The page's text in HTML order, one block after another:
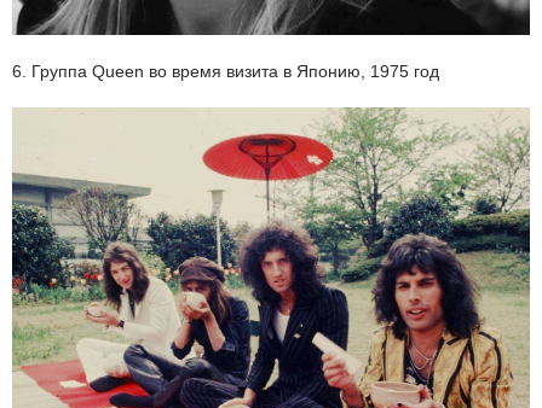
6. Группа Queen во время визита в Японию, 1975 год